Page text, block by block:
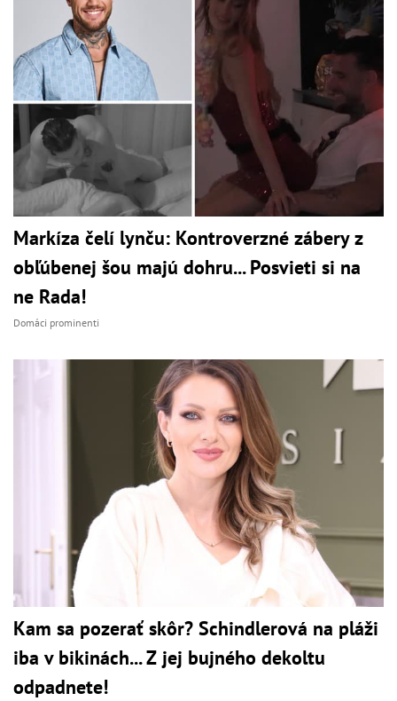
Markíza čelí lynču: Kontroverzné zábery z
obľúbenej šou majú dohru... Posvieti si na
ne Rada!
Domáci prominenti
Kam sa pozerať skôr? Schindlerová na pláži
iba v bikinách... Z jej bujného dekoltu
odpadnete!